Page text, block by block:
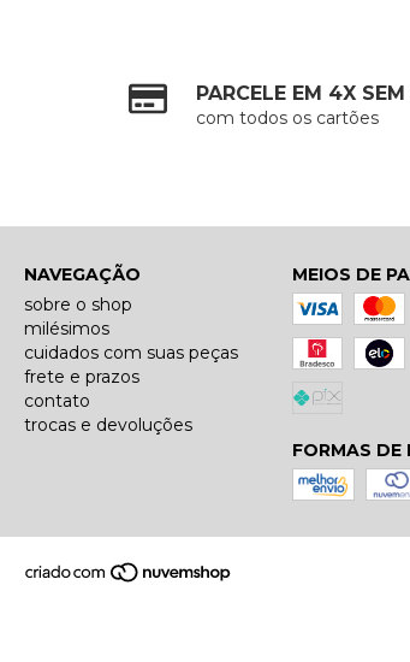
PARCELE EM 4X
com todos os cartões
NAVEGAÇÃO
sobre o shop
milésimos
cuidados com suas peças
frete e prazos
contato
trocas e devoluções
MEIOS DE
FORMAS DE